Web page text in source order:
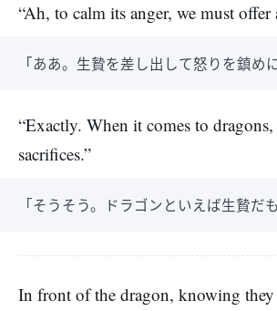
“Ah, to calm its anger, we must offer
「ああ。生贄を差し出して怒りを鎮め
“Exactly. When it comes to dragons,
sacrifices.”
「そうそう。ドラゴンといえば生贄だ
In front of the dragon, knowing